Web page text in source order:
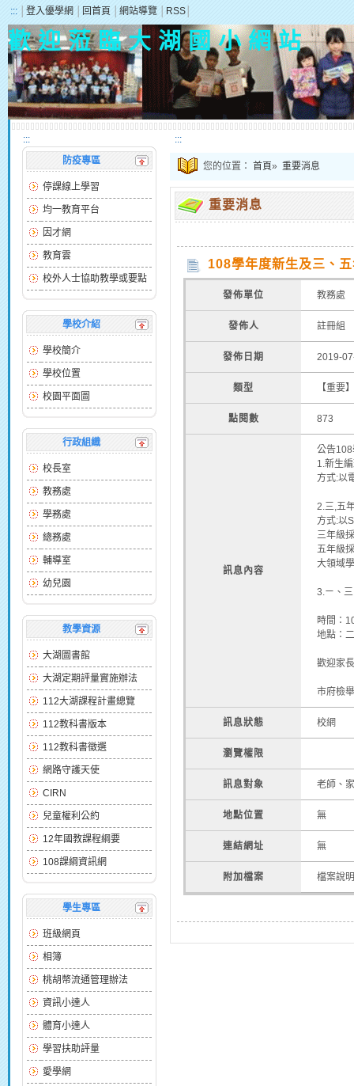
::: 登入優學網 回首頁 網站導覽 RSS
歡 迎 蒞 臨 大 湖 國 小 網 站
:::
防疫專區
停課線上學習
均一教育平台
因才網
教育雲
校外人士協助教學或要點
學校介紹
學校簡介
學校位置
校園平面圖
行政組織
校長室
教務處
學務處
總務處
輔導室
幼兒園
教學資源
大湖圖書館
大湖定期評量實施辦法
112大湖課程計畫總覽
112教科書版本
112教科書徵選
網路守護天使
CIRN
兒童權利公約
12年國教課程綱要
108課綱資訊網
學生專區
班級網頁
相簿
桃胡幣流通管理辦法
資訊小達人
體育小達人
學習扶助評量
愛學網
:::
您的位置： 首頁» 重要消息
重要消息
108學年度新生及三、
發佈單位 教務處
發佈人 註冊組
發佈日期 2019-
類型 【重要】
點閱數 873
訊息內容
公告
1.新生
方式:以
2.三,五
方式:以
三年級
五年級
大領域
3.ㄧ、
時間：
地點：
歡迎家
市府檢
訊息狀態 校網
瀏覽權限
訊息對象 老師、
地點位置 無
連結網址 無
附加檔案 檔案說